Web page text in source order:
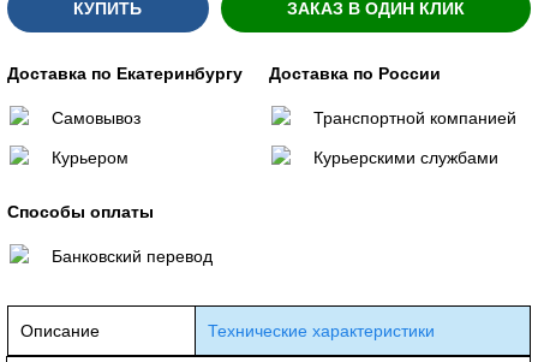
КУПИТЬ ЗАКАЗ В ОДИН КЛИК
Доставка по Екатеринбургу
Самовывоз
Курьером
Доставка по России
Транспортной компанией
Курьерскими службами
Способы оплаты
Банковский перевод
Описание Технические характеристики